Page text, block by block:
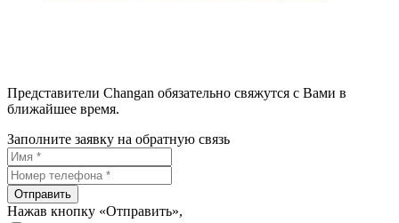
Представители Changan обязательно свяжутся с Вами в
ближайшее время.
Заполните заявку на обратную связь
Отправить
Нажав кнопку «Отправить»,